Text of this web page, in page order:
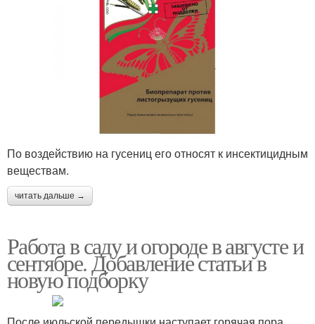
По воздействию на гусениц его относят к инсектицидным
веществам.
читать дальше →
Работа в саду и огороде в августе и
сентябре. Добавление статьи в
новую подборку